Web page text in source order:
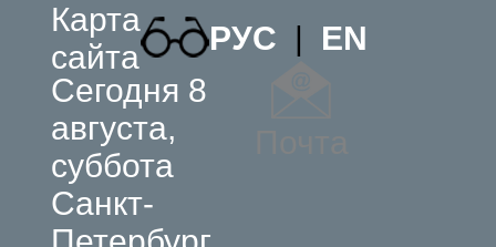
Карта
сайта
РУС | EN
Сегодня 8
августа,
суббота
Санкт-